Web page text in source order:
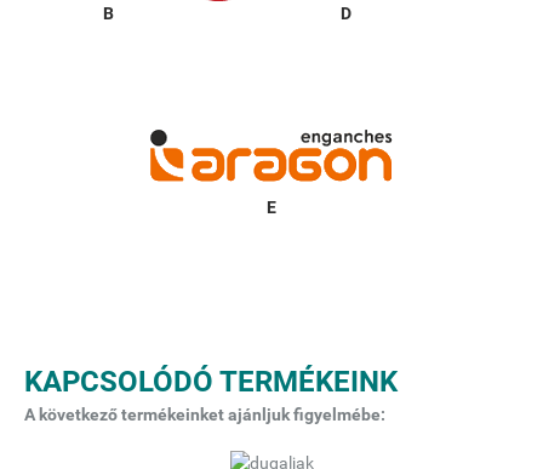
KAPCSOLÓDÓ TERMÉKEINK
A következő termékeinket ajánljuk figyelmébe: